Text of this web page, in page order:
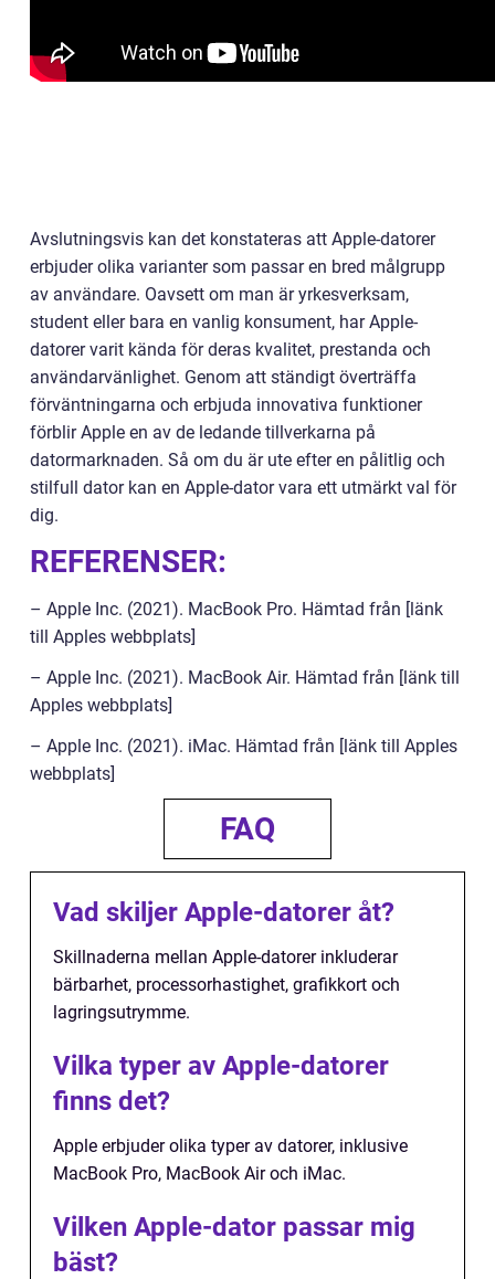
Avslutningsvis kan det konstateras att Apple-datorer
erbjuder olika varianter som passar en bred målgrupp
av användare. Oavsett om man är yrkesverksam,
student eller bara en vanlig konsument, har Apple-
datorer varit kända för deras kvalitet, prestanda och
användarvänlighet. Genom att ständigt överträffa
förväntningarna och erbjuda innovativa funktioner
förblir Apple en av de ledande tillverkarna på
datormarknaden. Så om du är ute efter en pålitlig och
stilfull dator kan en Apple-dator vara ett utmärkt val för
dig.
REFERENSER:
– Apple Inc. (2021). MacBook Pro. Hämtad från [länk
till Apples webbplats]
– Apple Inc. (2021). MacBook Air. Hämtad från [länk till
Apples webbplats]
– Apple Inc. (2021). iMac. Hämtad från [länk till Apples
webbplats]
FAQ
Vad skiljer Apple-datorer åt?
Skillnaderna mellan Apple-datorer inkluderar
bärbarhet, processorhastighet, grafikkort och
lagringsutrymme.
Vilka typer av Apple-datorer
finns det?
Apple erbjuder olika typer av datorer, inklusive
MacBook Pro, MacBook Air och iMac.
Vilken Apple-dator passar mig
bäst?